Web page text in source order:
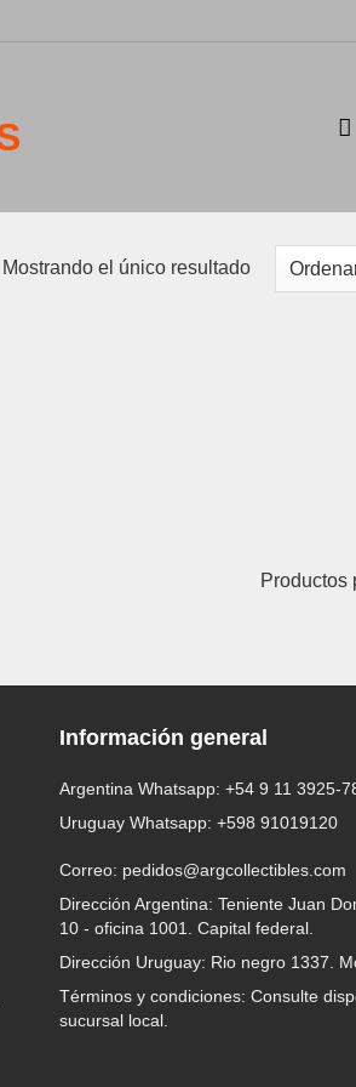
Mostrando el único resultado
Productos
Información general
Argentina Whatsapp: +54 9 11 3925-
Uruguay Whatsapp: +598 91019120
Correo: pedidos@argcollectibles.com
Dirección Argentina: Teniente Juan
10 - oficina 1001. Capital federal.
Dirección Uruguay: Rio negro 1337.
Términos y condiciones: Consulte
sucursal local.